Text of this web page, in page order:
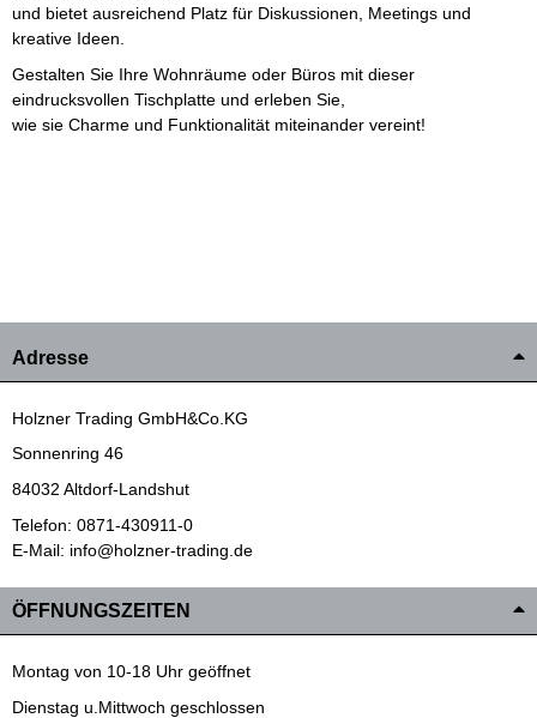
und bietet ausreichend Platz für Diskussionen, Meetings und
kreative Ideen.
Gestalten Sie Ihre Wohnräume oder Büros mit dieser
eindrucksvollen Tischplatte und erleben Sie,
wie sie Charme und Funktionalität miteinander vereint!
Adresse
Holzner Trading GmbH&Co.KG
Sonnenring 46
84032 Altdorf-Landshut
Telefon: 0871-430911-0
E-Mail: info@holzner-trading.de
ÖFFNUNGSZEITEN
Montag von 10-18 Uhr geöffnet
Dienstag u.Mittwoch geschlossen